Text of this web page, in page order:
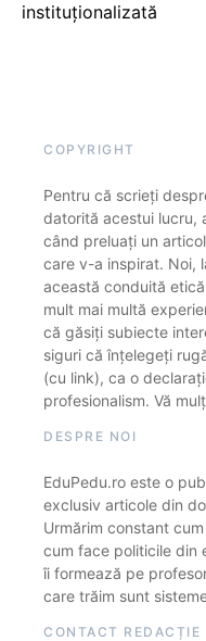
instituționalizată
COPYRIGHT
Pentru că scrieți
datorită acestui lucru,
când preluați un
care v-a inspirat. Noi,
această conduită
mult mai multă
că găsiți subiecte
siguri că înțelegeți
(cu link), ca o
profesionalism. Vă
DESPRE NOI
EduPedu.ro este o
exclusiv articole din
Urmărim constant
cum face politicile din
îi formează pe
care trăim sunt
CONTACT REDACȚIE